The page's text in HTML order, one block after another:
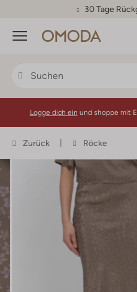
30 Tage
Menü
Logge dich ein und shoppe mit
Zurück Röcke